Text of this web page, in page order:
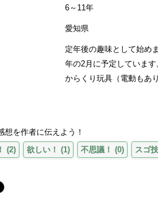
6～11年
愛知県
定年後の趣味として始め
年の2月に予定しています
からくり玩具（電動もあ
想を作者に伝えよう！
(2) 欲しい！ (1) 不思議！ (0) スゴ技